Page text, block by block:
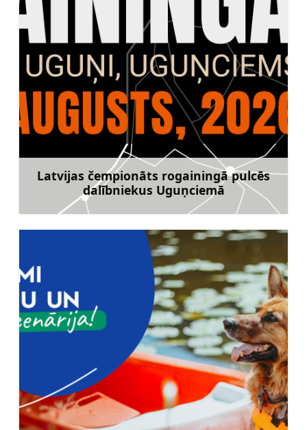
Latvijas čempionāts rogainingā pulcēs
dalībniekus Uguņciemā
Uzzināt vairāk